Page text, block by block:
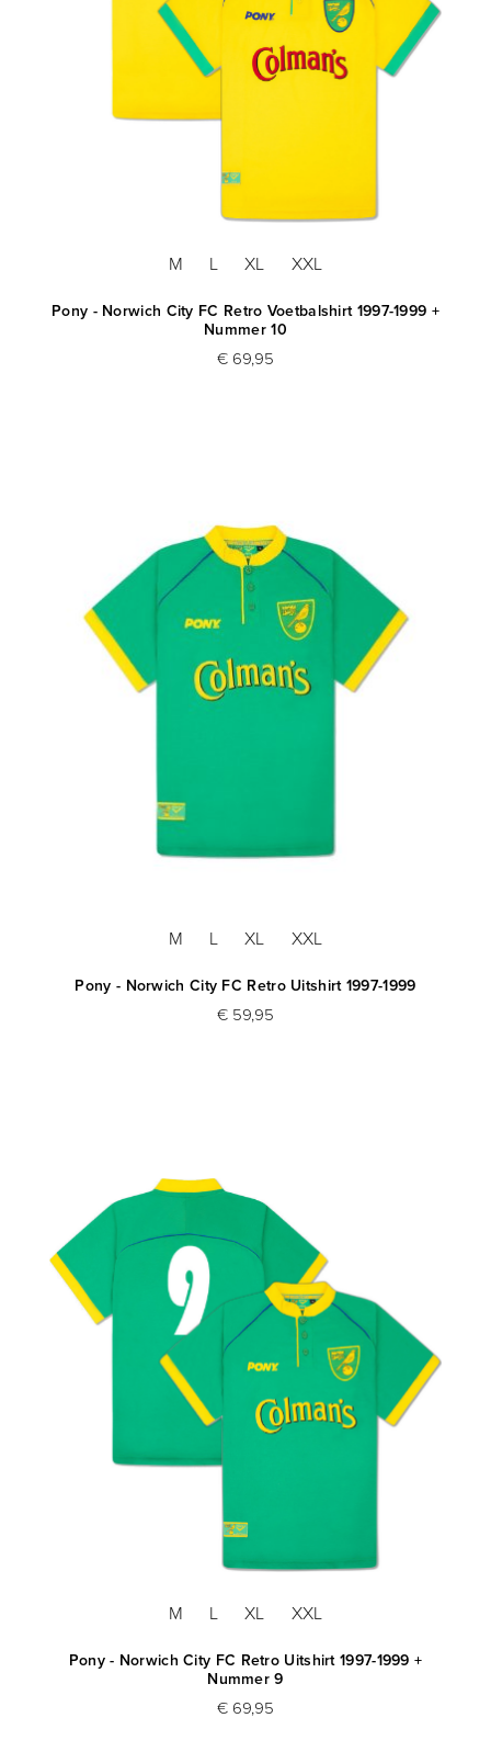
M L XL XXL
Pony - Norwich City FC Retro Voetbalshirt 1997-1999 +
Nummer 10
€ 69,95
M L XL XXL
Pony - Norwich City FC Retro Uitshirt 1997-1999
€ 59,95
M L XL XXL
Pony - Norwich City FC Retro Uitshirt 1997-1999 +
Nummer 9
€ 69,95